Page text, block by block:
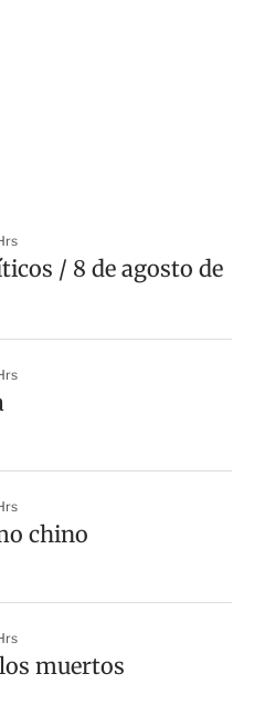
/ 8 de agosto de
chino
muertos